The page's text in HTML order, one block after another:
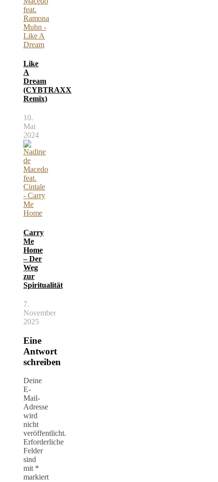
Like
A
Dream
(CYBTRAXX
Remix)
10.
Mai
2024
Carry
Me
Home
– Der
Weg
zur
Spiritualität
7.
November
2025
Eine
Antwort
schreiben
Deine
E-
Mail-
Adresse
wird
nicht
veröffentlicht.
Erforderliche
Felder
sind
mit *
markiert